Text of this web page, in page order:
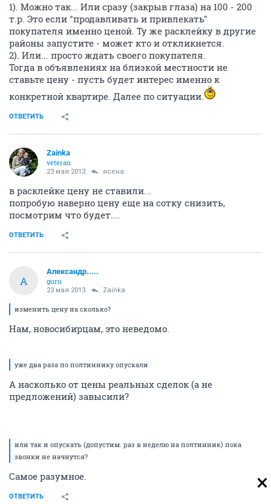
1). Можно так... Или сразу (закрыв глаза) на 100 - 200
т.р. Это если "продавливать и привлекать"
покупателя именно ценой. Ту же расклейку в другие
районы запустите - может кто и откликнется.
2). Или... просто ждать своего покупателя.
Тогда в объявлениях на близкой местности не
ставьте цену - пусть будет интерес именно к
конкретной квартире. Далее по ситуации.
ОТВЕТИТЬ
Zainka
veteran
23 мая 2013 ясена
в расклейке цену не ставили...
попробую наверно цену еще на сотку снизить,
посмотрим что будет....
ОТВЕТИТЬ
А
Александр.....
guru
23 мая 2013 Zainka
изменить цену на сколько?
Нам, новосибирцам, это неведомо.
уже два раза по полтиннику опускали
А насколько от цены реальных сделок (а не
предложений) завысили?
или так и опускать (допустим. раз в неделю на полтинник) пока
звонки не начнутся?
Самое разумное.
ОТВЕТИТЬ